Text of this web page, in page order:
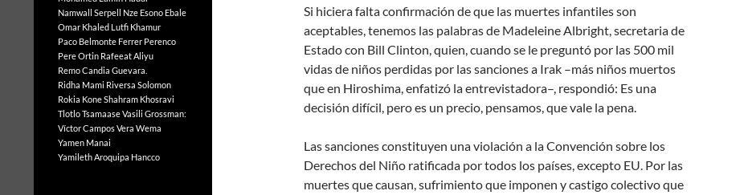
Si hiciera falta confirmación de que las muertes infantiles son
aceptables, tenemos las palabras de Madeleine Albright, secretaria de
Estado con Bill Clinton, quien, cuando se le preguntó por las 500 mil
vidas de niños perdidas por las sanciones a Irak –más niños muertos
que en Hiroshima, enfatizó la entrevistadora–, respondió: Es una
decisión difícil, pero es un precio, pensamos, que vale la pena.
Las sanciones constituyen una violación a la Convención sobre los
Derechos del Niño ratificada por todos los países, excepto EU. Por las
muertes que causan, sufrimiento que imponen y castigo colectivo que
Namwall Serpell Nze Esono Ebale
Omar Khaled Lutfi Khamur
Paco Belmonte Ferrer Perenco
Pere Ortin Rafeeat Aliyu
Remo Candia Guevara.
Ridha Mami Riversa Solomon
Rokia KoneShahram Khosravi
Tlotlo TsamaaseVasili Grossman:
Víctor Campos Vera Wema
Yamen Manai
Yamileth Aroquipa Hancco